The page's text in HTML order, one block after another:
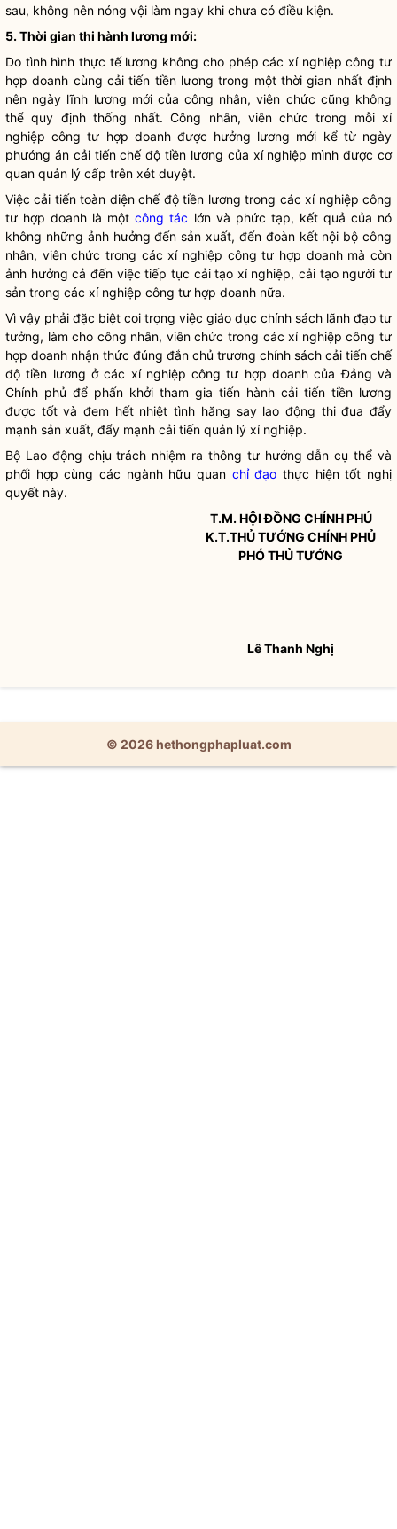
sau, không nên nóng vội làm ngay khi chưa có điều kiện.
5. Thời gian thi hành lương mới:
Do tình hình thực tế lương không cho phép các xí nghiệp công tư
hợp doanh cùng cải tiến tiền lương trong một thời gian nhất định
nên ngày lĩnh lương mới của công nhân, viên chức cũng không
thể quy định thống nhất. Công nhân, viên chức trong mỗi xí
nghiệp công tư hợp doanh được hưởng lương mới kể từ ngày
phướng án cải tiến chế độ tiền lương của xí nghiệp mình được cơ
quan quản lý cấp trên xét duyệt.
Việc cải tiến toàn diện chế độ tiền lương trong các xí nghiệp công
tư hợp doanh là mộtcông tác lớn và phức tạp, kết quả của nó
không những ảnh hưởng đến sản xuất, đến đoàn kết nội bộ công
nhân, viên chức trong các xí nghiệp công tư hợp doanh mà còn
ảnh hưởng cả đến việc tiếp tục cải tạo xí nghiệp, cải tạo người tư
sản trong các xí nghiệp công tư hợp doanh nữa.
Vì vậy phải đặc biệt coi trọng việc giáo dục chính sách lãnh đạo tư
tưởng, làm cho công nhân, viên chức trong các xí nghiệp công tư
hợp doanh nhận thức đúng đắn chủ trương chính sách cải tiến chế
độ tiền lương ở các xí nghiệp công tư hợp doanh của Đảng và
Chính phủ để phấn khởi tham gia tiến hành cải tiến tiền lương
được tốt và đem hết nhiệt tình hăng say lao động thi đua đẩy
mạnh sản xuất, đẩy mạnh cải tiến quản lý xí nghiệp.
Bộ Lao động chịu trách nhiệm ra thông tư hướng dẫn cụ thể và
phối hợp cùng các ngành hữu quan chỉ đạo thực hiện tốt nghị
quyết này.
T.M. HỘI ĐỒNG CHÍNH PHỦ
K.T.THỦ TƯỚNG CHÍNH PHỦ
PHÓ THỦ TƯỚNG
Lê Thanh Nghị
© 2026 hethongphapluat.com